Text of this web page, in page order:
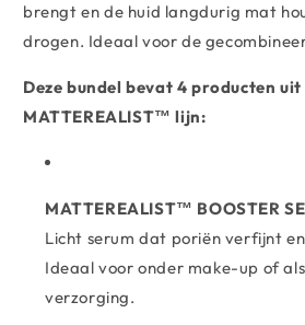
brengt en de huid langdurig mat
drogen. Ideaal voor de
Deze bundel bevat 4 producten uit
MATTEREALIST™ lijn:
MATTEREALIST™ BOOSTER
Licht serum dat poriën verfijnt
Ideaal voor onder make-up of
verzorging.